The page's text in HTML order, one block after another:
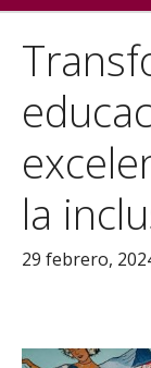
la
29 febrero,